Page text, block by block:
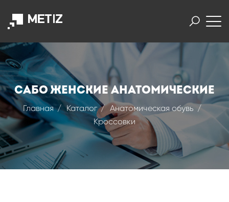
Сабо женские анатомические
Главная Каталог
Анатомическая обувь
Кроссовки